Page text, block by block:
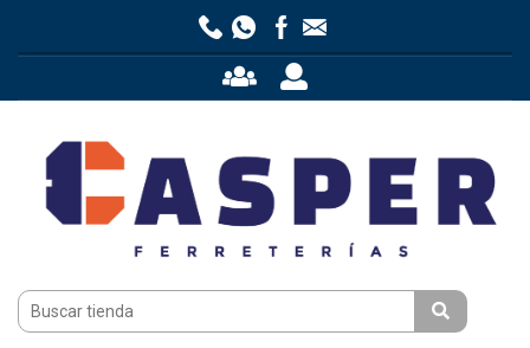
0 artículo (s)